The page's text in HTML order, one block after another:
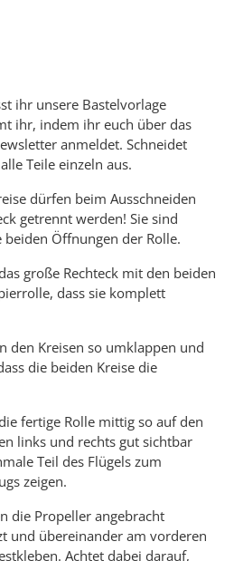
ihr unsere Bastelvorlage
ihr, indem ihr euch über das
anmeldet. Schneidet
Teile einzeln aus.
dürfen beim Ausschneiden
getrennt werden! Sie sind
Öffnungen der Rolle.
große Rechteck mit den beiden
dass sie komplett
den Kreisen so umklappen und
die beiden Kreise die
fertige Rolle mittig so auf den
links und rechts gut sichtbar
Teil des Flügels zum
zeigen.
die Propeller angebracht
und übereinander am vorderen
Achtet dabei darauf,